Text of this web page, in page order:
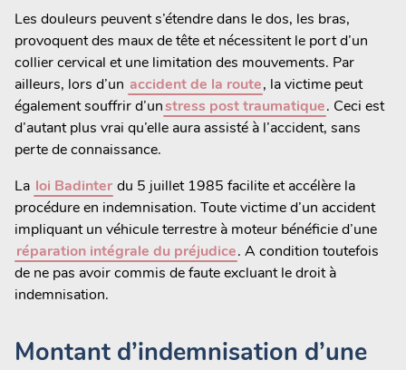
Les douleurs peuvent s’étendre dans le dos, les bras,
provoquent des maux de tête et nécessitent le port d’un
collier cervical et une limitation des mouvements. Par
ailleurs, lors d’un accident de la route, la victime peut
également souffrir d’unstress post traumatique. Ceci est
d’autant plus vrai qu’elle aura assisté à l’accident, sans
perte de connaissance.
La loi Badinter du 5 juillet 1985 facilite et accélère la
procédure en indemnisation. Toute victime d’un accident
impliquant un véhicule terrestre à moteur bénéficie d’une
réparation intégrale du préjudice. A condition toutefois
de ne pas avoir commis de faute excluant le droit à
indemnisation.
Montant d’indemnisation d’une